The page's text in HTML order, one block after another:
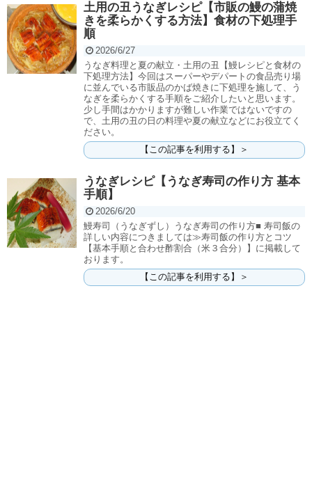
土用の丑うなぎレシピ【市販の鰻の蒲焼
きを柔らかくする方法】食材の下処理手
順
2026/6/27
うなぎ料理と夏の献立・土用の丑【鰻レシピと食材の
下処理方法】今回はスーパーやデパートの食品売り場
に並んでいる市販品のかば焼きに下処理を施して、う
なぎを柔らかくする手順をご紹介したいと思います。
少し手間はかかりますが難しい作業ではないですの
で、土用の丑の日の料理や夏の献立などにお役立てく
ださい。
【この記事を利用する】＞
うなぎレシピ【うなぎ寿司の作り方 基本
手順】
2026/6/20
鰻寿司（うなぎずし）うなぎ寿司の作り方■ 寿司飯の
詳しい内容につきましては≫寿司飯の作り方とコツ
【基本手順と合わせ酢割合（米３合分）】に掲載して
おります。
【この記事を利用する】＞